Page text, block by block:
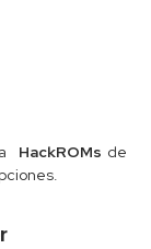
HackROMs de